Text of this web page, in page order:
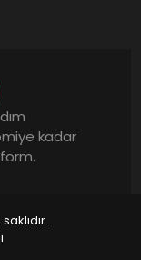
kadar